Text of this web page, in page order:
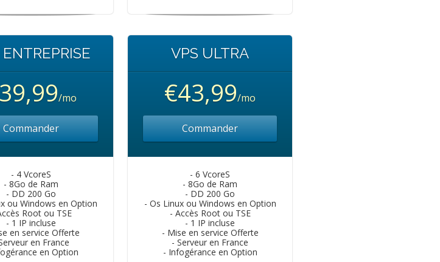
/mo
Commander
- 4 VcoreS
- 8Go de Ram
- DD 200 Go
ou Windows en Option
Root ou TSE
- 1 IP incluse
en service Offerte
en France
en Option
VPS ULTRA
€43,99/mo
Commander
- 6 VcoreS
- 8Go de Ram
- DD 200 Go
- Os Linux ou Windows en Option
- Accès Root ou TSE
- 1 IP incluse
- Mise en service Offerte
- Serveur en France
- Infogérance en Option